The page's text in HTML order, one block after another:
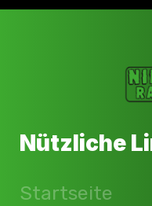
Nützliche
Startseite